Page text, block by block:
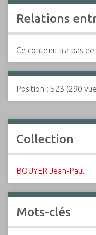
Relations
Ce contenu n'a pas
Position : 523 (290
Collection
BOUYER Jean-Paul
Mots-clés